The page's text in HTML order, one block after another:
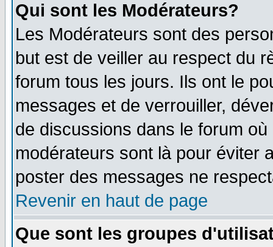
Qui sont les Modérateurs?
Les Modérateurs sont des
but est de veiller au respect du
forum tous les jours. Ils ont le
messages et de verrouiller,
de discussions dans le forum
modérateurs sont là pour éviter
poster des messages ne
Revenir en haut de page
Que sont les groupes